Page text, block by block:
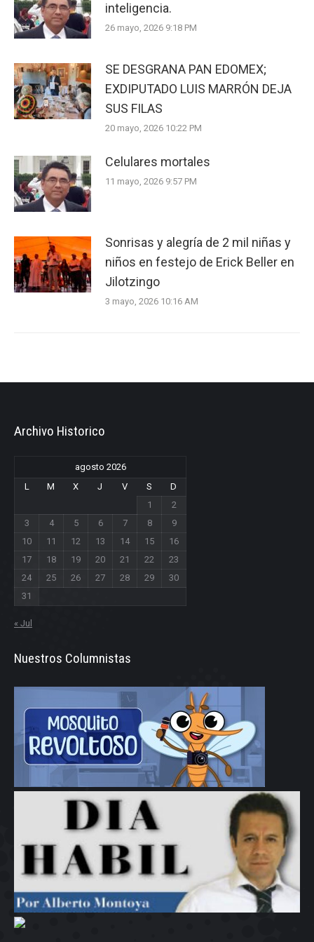
inteligencia.
26 mayo, 2026 9:18 PM
SE DESGRANA PAN EDOMEX;
EXDIPUTADO LUIS MARRÓN DEJA
SUS FILAS
20 mayo, 2026 10:22 PM
Celulares mortales
11 mayo, 2026 9:57 PM
Sonrisas y alegría de 2 mil niñas y
niños en festejo de Erick Beller en
Jilotzingo
3 mayo, 2026 10:16 AM
Archivo Historico
agosto 2026
L
M X J V S
D
1
2
3
4 5 6 7 8
9
10
11 12 13 14 15
16
17
18 19 20 21 22
23
24
25 26 27 28 29
30
31
« Jul
Nuestros Columnistas